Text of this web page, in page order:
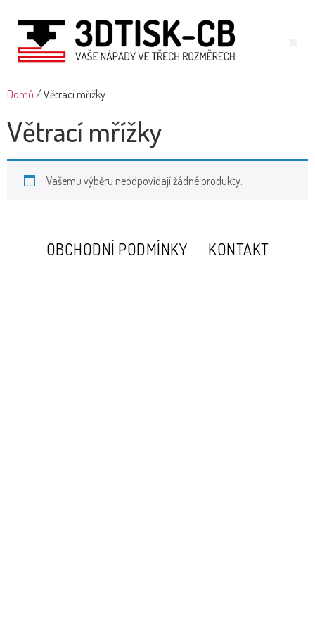
Domů / Větrací mřížky
Větrací mřížky
Vašemu výběru neodpovídají žádné produkty.
OBCHODNÍ PODMÍNKY KONTAKT